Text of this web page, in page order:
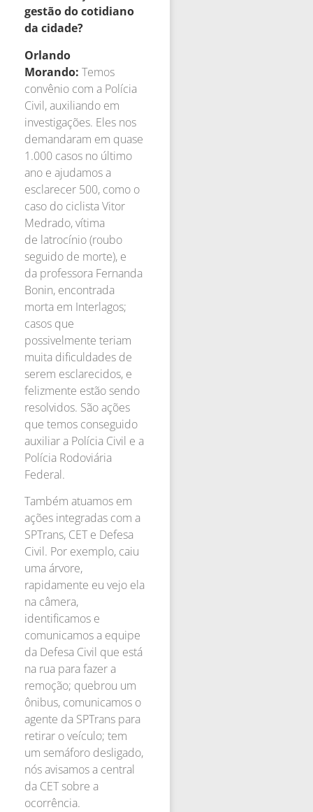
gestão do cotidiano
da cidade?
Orlando
Morando: Temos
convênio com a Polícia
Civil, auxiliando em
investigações. Eles nos
demandaram em quase
1.000 casos no último
ano e ajudamos a
esclarecer 500, como o
caso do ciclista Vitor
Medrado, vítima
de latrocínio (roubo
seguido de morte), e
da professora Fernanda
Bonin, encontrada
morta em Interlagos;
casos que
possivelmente teriam
muita dificuldades de
serem esclarecidos, e
felizmente estão sendo
resolvidos. São ações
que temos conseguido
auxiliar a Polícia Civil e a
Polícia Rodoviária
Federal.
Também atuamos em
ações integradas com a
SPTrans, CET e Defesa
Civil. Por exemplo, caiu
uma árvore,
rapidamente eu vejo ela
na câmera,
identificamos e
comunicamos a equipe
da Defesa Civil que está
na rua para fazer a
remoção; quebrou um
ônibus, comunicamos o
agente da SPTrans para
retirar o veículo; tem
um semáforo desligado,
nós avisamos a central
da CET sobre a
ocorrência.